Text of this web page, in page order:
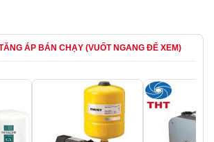
ÁP BÁN CHẠY (VUỐT NGANG ĐỂ XEM)